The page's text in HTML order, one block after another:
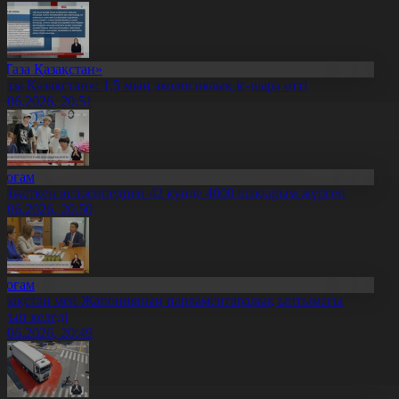
Қазақстан»
Қазақстан»: 1,5 мың экологиялық іс-шара өтті
20:51
велосипедпен 42 күнде 4000 шақырым жүрген
20:50
мен Жапонияның парламентаралық ынтымағы
келеді
20:49